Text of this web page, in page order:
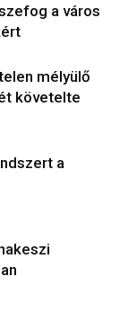
a város
mélyülő
követelte
a